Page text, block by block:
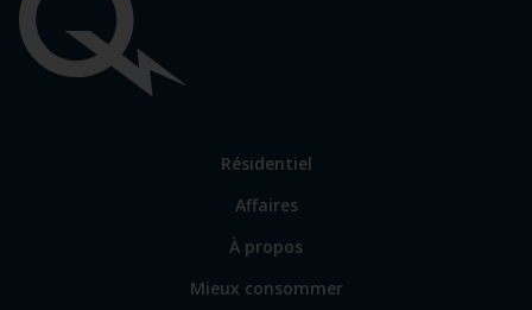
Liens
Lien
les
principales
Résidentiel
Affaires
Lien
certains
À propos
Mieux consommer